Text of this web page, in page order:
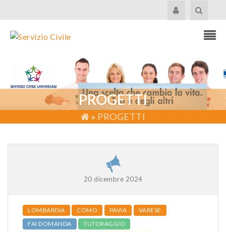
PROGETTI
» PROGETTI
20 dicembre 2024
LOMBARDIA COMO PAVIA
VARESE
FAI DOMANDA
TUTORAGGIO